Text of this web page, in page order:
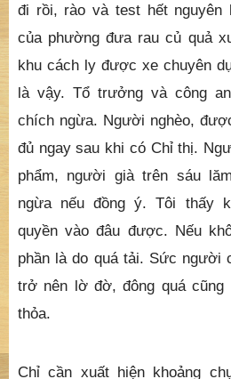
đi rồi, rào và test hết nguyên
của phường đưa rau củ quả
khu cách ly được xe chuyên
là vậy. Tổ trưởng và công
chích ngừa. Người nghèo,
đủ ngay sau khi có Chỉ thị.
phẩm, người già trên sáu
ngừa nếu đồng ý. Tôi thấy
quyền vào đâu được. Nếu
phần là do quá tải. Sức người
trở nên lờ đờ, đông quá cũng
thỏa.
Chỉ cần xuất hiện khoảng